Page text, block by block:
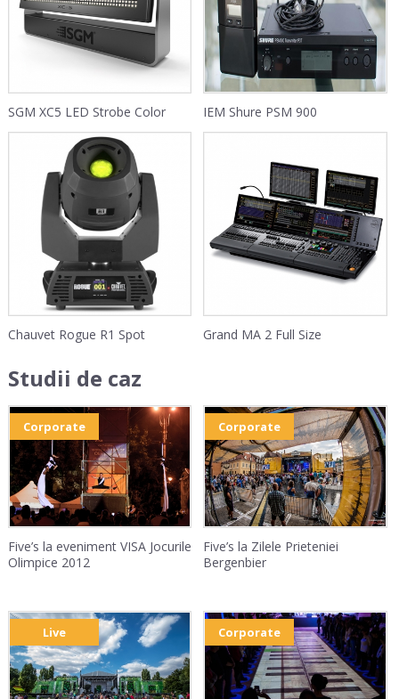
SGM XC5 LED Strobe Color IEM Shure PSM 900
Chauvet Rogue R1 Spot Grand MA 2 Full Size
Studii de caz
Corporate
Five’s la eveniment VISA Jocurile
Olimpice 2012
Corporate
Five’s la Zilele Prieteniei
Bergenbier
Live Corporate